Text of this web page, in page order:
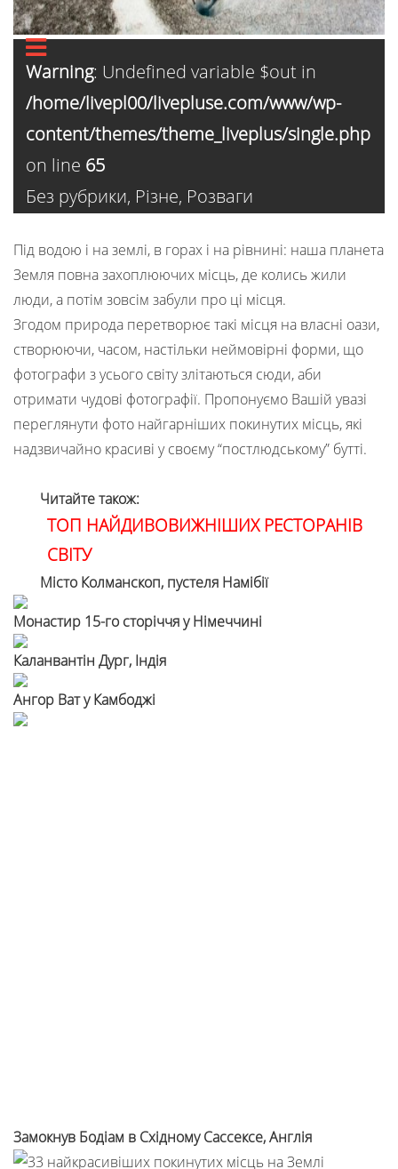
Warning: Undefined variable $out in
/home/livepl00/livepluse.com/www/wp-
content/themes/theme_liveplus/single.php
on line 65
Без рубрики, Різне, Розваги
Під водою і на землі, в горах і на рівнині: наша планета
Земля повна захоплюючих місць, де колись жили
люди, а потім зовсім забули про ці місця.
Згодом природа перетворює такі місця на власні оази,
створюючи, часом, настільки неймовірні форми, що
фотографи з усього світу злітаються сюди, аби
отримати чудові фотографії. Пропонуємо Вашій увазі
переглянути фото найгарніших покинутих місць, які
надзвичайно красиві у своєму “постлюдському” бутті.
Читайте також:
ТОП НАЙДИВОВИЖНІШИХ РЕСТОРАНІВ
СВІТУ
Місто Колманскоп, пустеля Намібії
Монастир 15-го сторіччя у Німеччині
Каланвантін Дург, Індія
Ангор Ват у Камбоджі
Замокнув Бодіам в Східному Сассексе, Англія